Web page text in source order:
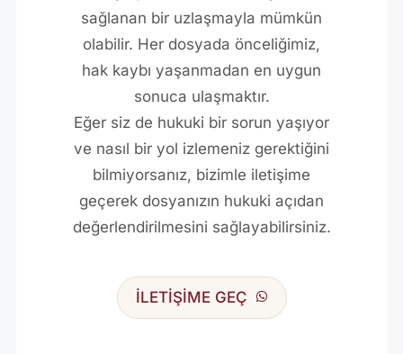
sağlanan bir uzlaşmayla mümkün
olabilir. Her dosyada önceliğimiz,
hak kaybı yaşanmadan en uygun
sonuca ulaşmaktır.
Eğer siz de hukuki bir sorun yaşıyor
ve nasıl bir yol izlemeniz gerektiğini
bilmiyorsanız, bizimle iletişime
geçerek dosyanızın hukuki açıdan
değerlendirilmesini sağlayabilirsiniz.
İLETİŞİME GEÇ